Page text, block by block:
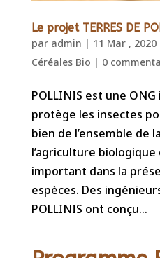
Le projet TERRES DE
par admin | 11 Mar , 2020
Céréales Bio | 0
POLLINIS est une
protège les insectes
bien de l’ensemble de
l’agriculture
important dans la
espèces. Des
POLLINIS ont conçu...